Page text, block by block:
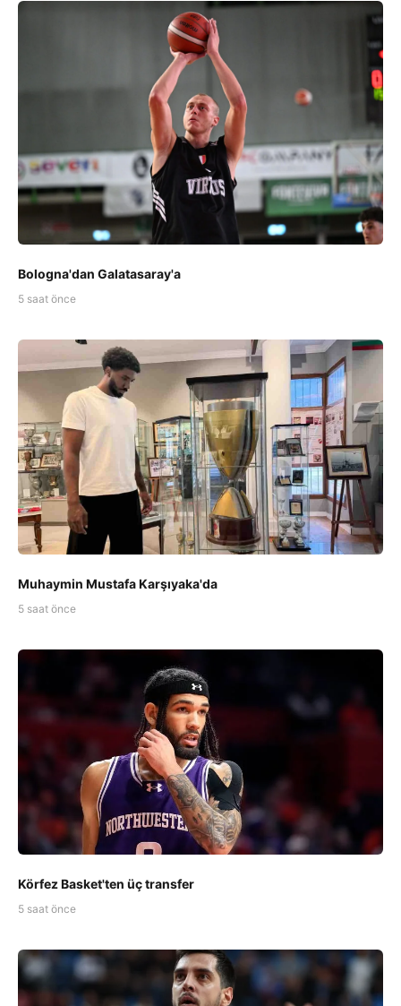
Bologna'dan Galatasaray'a
5 saat önce
Muhaymin Mustafa Karşıyaka'da
5 saat önce
Körfez Basket'ten üç transfer
5 saat önce